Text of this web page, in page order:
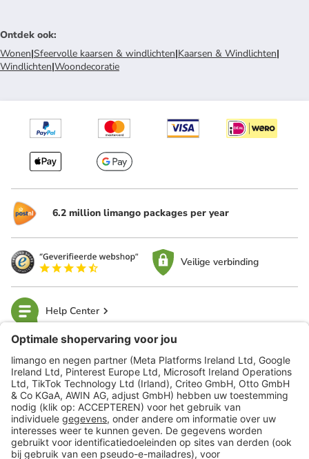
Ontdek ook:
Wonen|Sfeervolle kaarsen & windlichten|Kaarsen & Windlichten|
Windlichten|Woondecoratie
6.2 million limango packages per year
Veilige verbinding
Help Center
limango
Veilig winkelen
Klantenservice
Shop